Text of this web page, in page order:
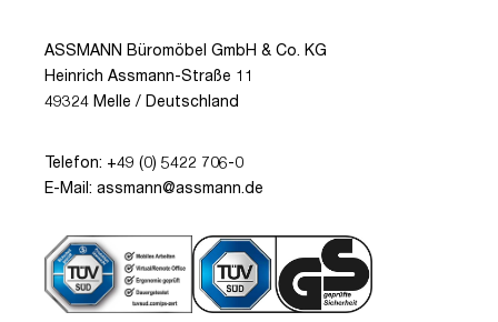
ASSMANN Büromöbel GmbH & Co. KG
Heinrich Assmann-Straße 11
49324 Melle / Deutschland
Telefon: +49 (0) 5422 706-0
E-Mail: assmann@assmann.de